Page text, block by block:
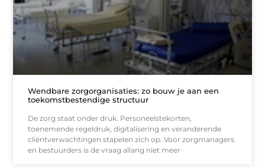
Wendbare zorgorganisaties: zo bouw je aan een
toekomstbestendige structuur
De zorg staat onder druk. Personeelstekorten,
toenemende regeldruk, digitalisering en veranderende
cliëntverwachtingen stapelen zich op. Voor zorgmanagers
en bestuurders is de vraag allang niet meer